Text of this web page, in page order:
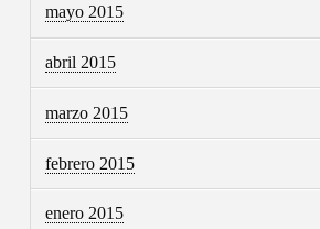
mayo 2015
abril 2015
marzo 2015
febrero 2015
enero 2015